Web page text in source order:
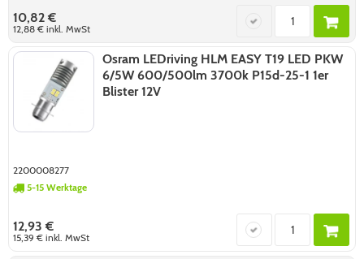
10,82 €
12,88 €inkl. MwSt
Osram LEDriving HLM EASY T19 LED PKW
6/5W 600/500lm 3700k P15d-25-1 1er
Blister 12V
2200008277
5-15 Werktage
12,93 €
15,39 €inkl. MwSt